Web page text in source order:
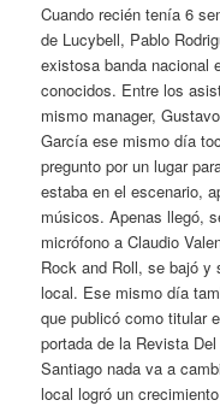
Cuando recién tenía 6
de Lucybell, Pablo
existosa banda nacional
conocidos. Entre los
mismo manager,
García ese mismo día
pregunto por un lugar
estaba en el escenario,
músicos. Apenas llegó,
micrófono a Claudio
Rock and Roll, se bajó y
local. Ese mismo día
que publicó como titular
portada de la Revista
Santiago nada va a
local logró un